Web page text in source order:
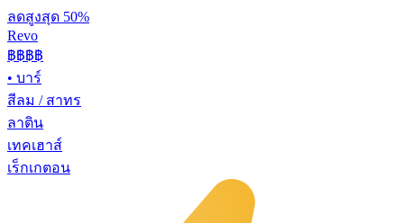
ลดสูงสุด 50%
Revo
฿฿฿฿
• บาร์
สีลม / สาทร
ลาติน
เทคเฮาส์
เร็กเกตอน